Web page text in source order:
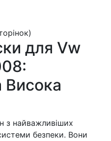
для Vw
Висока
з найважливіших
безпеки. Вони